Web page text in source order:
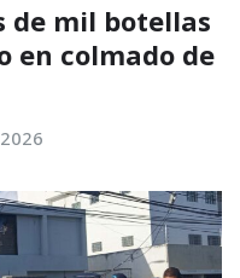
de mil botellas
en colmado de